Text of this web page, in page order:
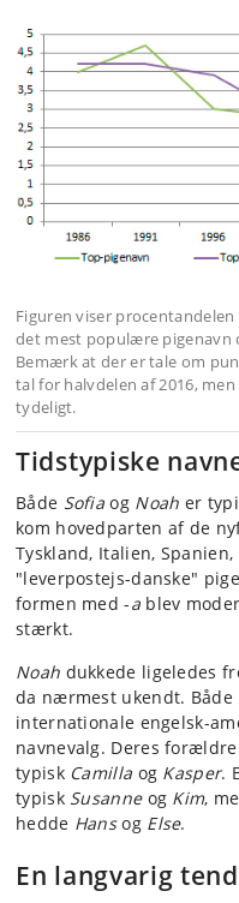
Figuren viser
det mest populære pigenavn
Bemærk at der er tale om
tal for halvdelen af 2016,
tydeligt.
Tidstypiske
Både Sofia og Noah er
kom hovedparten af de
Tyskland, Italien,
"leverpostejs-danske"
formen med -ablev
stærkt.
Noah dukkede ligeledes
da nærmest ukendt. Både
internationale engelsk-
navnevalg. Deres
typisk Camilla og Kasper.
typisk Susanneog Kim,
hedde Hansog Else.
En langvarig